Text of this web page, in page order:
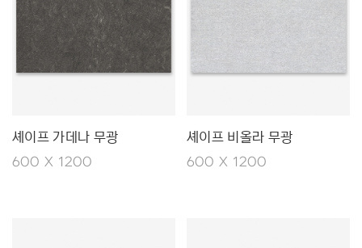
셰이프 가데나 무광
600 X 1200
셰이프 비올라 무광
600 X 1200